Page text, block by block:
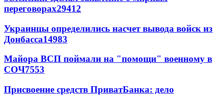
переговорах29412
Украинцы определились насчет вывода войск из
Донбасса14983
Майора ВСП поймали на "помощи" военному в
СОЧ7553
Присвоение средств ПриватБанка: дело